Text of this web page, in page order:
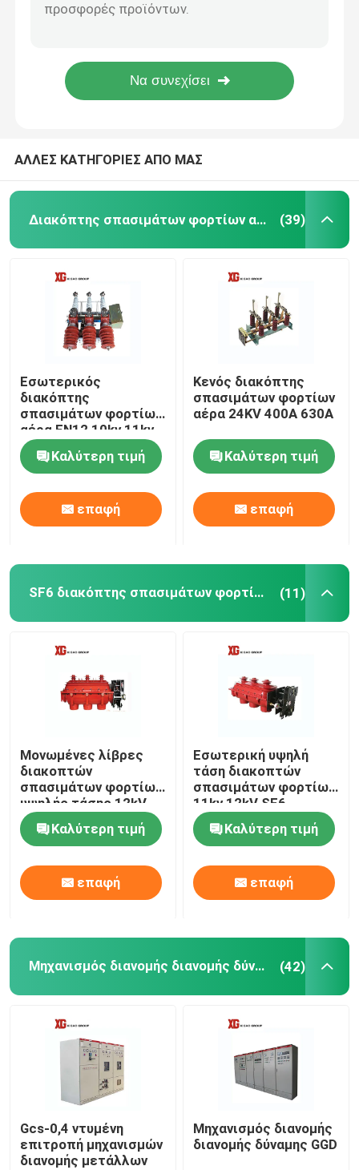
Κενός διακόπτης
Τρέχων μετασχηματιστής CT
Πιθανός μετασχηματιστής PT
Μετρώντας μονάδα CT PT
Καλύπτρα κύματος οξειδίων ψευδάργυρου
Θρυαλλίδα HRC
Αφαιρέστε την ασφάλεια
Μετασχηματιστής δύναμης τύπων πετρελαίου
Συμπαγής υποσταθμός μετασχηματιστών
ΑΛΛΕΣ ΚΑΤΗΓΟΡΙΕΣ ΑΠΟ ΜΑΣ
Διακόπτης σπασιμάτων φορτίων αέρα (39)
Εσωτερικός
διακόπτης
σπασιμάτων φορτίων
αέρα FN12 10kv 11kv
12kv 630A 1250A
Καλύτερη τιμή
επαφή
Κενός διακόπτης
σπασιμάτων φορτίων
αέρα 24KV 400A 630A
Καλύτερη τιμή
επαφή
SF6 διακόπτης σπασιμάτων φορτίων (11)
Μονωμένες λίβρες
διακοπτών
σπασιμάτων φορτίων
υψηλής τάσης 12kV
630A SF6 αέριο
Καλύτερη τιμή
επαφή
Εσωτερική υψηλή
τάση διακοπτών
σπασιμάτων φορτίων
11kv 12kV SF6
Καλύτερη τιμή
επαφή
Μηχανισμός διανομής διανομής δύναμης (42)
Gcs-0,4 ντυμένη
επιτροπή μηχανισμών
διανομής μετάλλων
Μηχανισμός διανομής
διανομής δύναμης GGD